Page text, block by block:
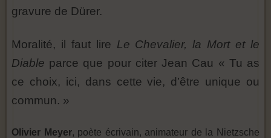
gravure de Dürer.
Moralité, il faut lire Le Chevalier, la Mort et le
Diable parce que pour citer Jean Cau « Tu as
ce choix, ici, dans cette vie, d’être unique ou
commun. »
Olivier Meyer, poète écrivain, animateur de la Nietzsche